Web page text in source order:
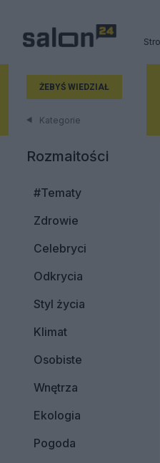
ŻEBYŚ WIEDZIAŁ
Kategorie
Rozmaitości
#Tematy
Zdrowie
Celebryci
Odkrycia
Styl życia
Klimat
Osobiste
Wnętrza
Ekologia
Pogoda